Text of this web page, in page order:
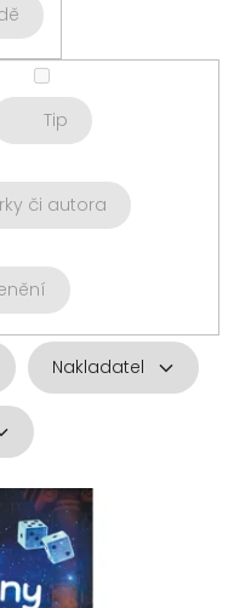
Tip
či autora
Nakladatel